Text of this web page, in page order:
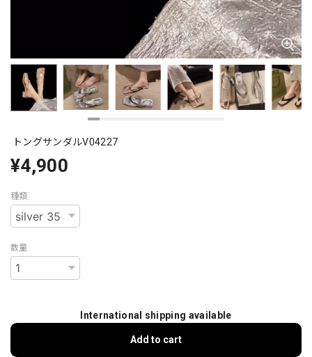
トングサンダルV04227
¥4,900
種類
数量
International shipping available
Add to cart